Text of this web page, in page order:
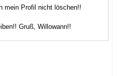
mein Profil nicht löschen!!
Gruß, Willowann!!